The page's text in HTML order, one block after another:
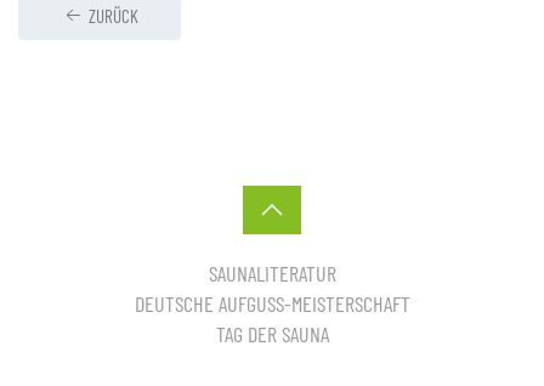
ZURÜCK
SAUNALITERATUR
DEUTSCHE AUFGUSS-MEISTERSCHAFT
TAG DER SAUNA